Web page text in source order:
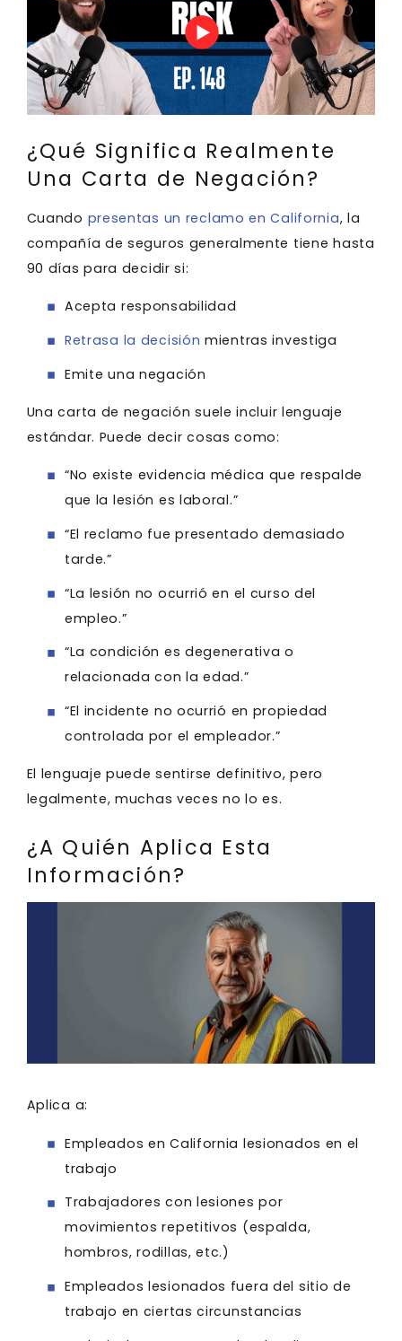
¿Qué Significa Realmente
Una Carta de Negación?
Cuando presentas un reclamo en California, la
compañía de seguros generalmente tiene hasta
90 días para decidir si:
Acepta responsabilidad
Retrasa la decisión mientras investiga
Emite una negación
Una carta de negación suele incluir lenguaje
estándar. Puede decir cosas como:
“No existe evidencia médica que respalde
que la lesión es laboral.”
“El reclamo fue presentado demasiado
tarde.”
“La lesión no ocurrió en el curso del
empleo.”
“La condición es degenerativa o
relacionada con la edad.”
“El incidente no ocurrió en propiedad
controlada por el empleador.”
El lenguaje puede sentirse definitivo, pero
legalmente, muchas veces no lo es.
¿A Quién Aplica Esta
Información?
Aplica a:
Empleados en California lesionados en el
trabajo
Trabajadores con lesiones por
movimientos repetitivos (espalda,
hombros, rodillas, etc.)
Empleados lesionados fuera del sitio de
trabajo en ciertas circunstancias